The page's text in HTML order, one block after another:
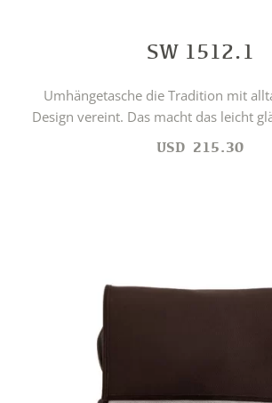
SW 1512.1
Umhängetasche die Tradition mit
Design vereint. Das macht das leicht
USD 215.30